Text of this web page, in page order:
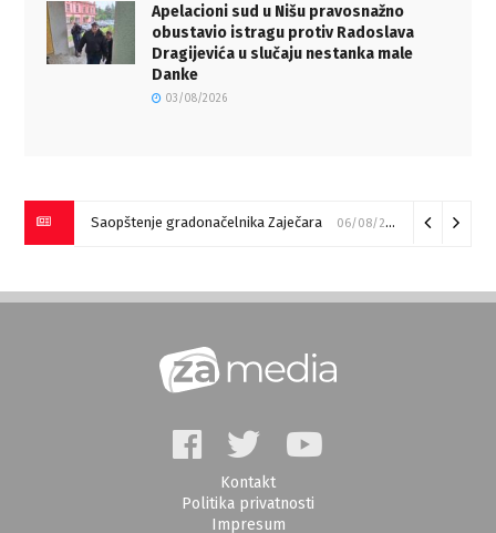
Apelacioni sud u Nišu pravosnažno
obustavio istragu protiv Radoslava
Dragijevića u slučaju nestanka male
Danke
03/08/2026
Saopštenje gradonačelnika Zaječara 06/08/2026
Kontakt
Politika privatnosti
Impresum